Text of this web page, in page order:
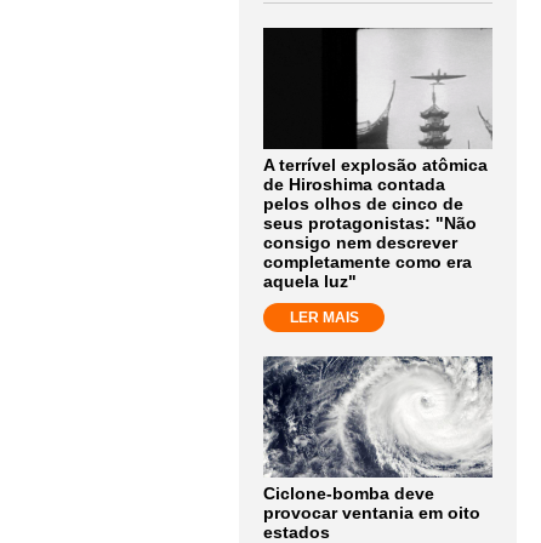
A terrível explosão atômica
de Hiroshima contada
pelos olhos de cinco de
seus protagonistas: "Não
consigo nem descrever
completamente como era
aquela luz"
LER MAIS
Ciclone-bomba deve
provocar ventania em oito
estados